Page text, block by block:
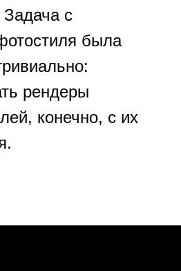
Задача с
была
рендеры
конечно, с их